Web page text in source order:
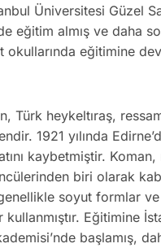
Üniversitesi Güzel
eğitim almış ve daha
okullarında eğitimine
Türk heykeltıraş,
1921 yılında
kaybetmiştir.
biri olarak
soyut formlar
kullanmıştır. Eğitimine
başlamış,